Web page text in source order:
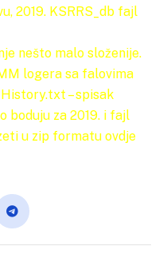
2019. KSRRS_db fajl
nešto malo složenije.
logera sa falovima
History.txt – spisak
boduju za 2019. i fajl
u zip formatu ovdje